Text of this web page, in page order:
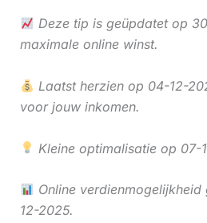
Deze tip is geüpdatet op
maximale online winst.
Laatst herzien op 04-12-
voor jouw inkomen.
Kleine optimalisatie op 07-
Online
12-2025.